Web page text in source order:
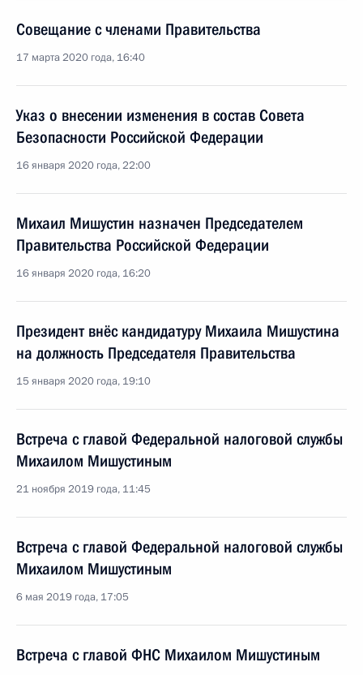
Совещание с членами Правительства
17 марта 2020 года, 16:40
Указ о внесении изменения в состав Совета
Безопасности Российской Федерации
16 января 2020 года, 22:00
Михаил Мишустин назначен Председателем
Правительства Российской Федерации
16 января 2020 года, 16:20
Президент внёс кандидатуру Михаила Мишустина
на должность Председателя Правительства
15 января 2020 года, 19:10
Встреча с главой Федеральной налоговой службы
Михаилом Мишустиным
21 ноября 2019 года, 11:45
Встреча с главой Федеральной налоговой службы
Михаилом Мишустиным
6 мая 2019 года, 17:05
Встреча с главой ФНС Михаилом Мишустиным